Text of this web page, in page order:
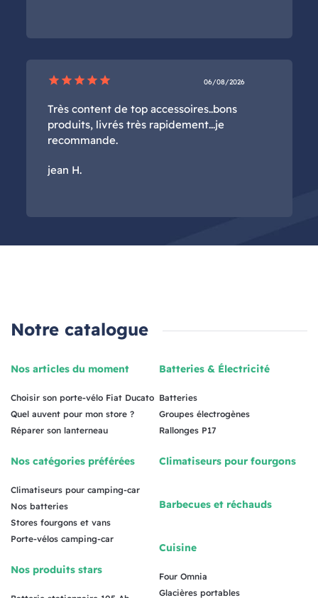
star star star star star 06/08/2026
Très content de top accessoires..bons
produits, livrés très rapidement...je
recommande.
jean H.
Notre catalogue
Nos articles du moment
Choisir son porte-vélo Fiat Ducato
Quel auvent pour mon store ?
Réparer son lanterneau
Nos catégories préférées
Climatiseurs pour camping-car
Nos batteries
Stores fourgons et vans
Porte-vélos camping-car
Nos produits stars
Batteries & Électricité
Batteries
Groupes électrogènes
Rallonges P17
Climatiseurs pour fourgons
Barbecues et réchauds
Cuisine
Four Omnia
Glacières portables